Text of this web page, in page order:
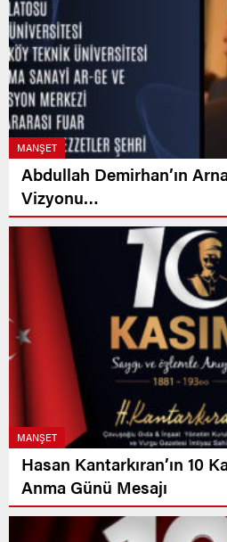
MANŞET
Abdullah Demirhan’ın
Vizyonu…
MANŞET
Hasan Kantarkıran’ın 10
Anma Günü Mesajı